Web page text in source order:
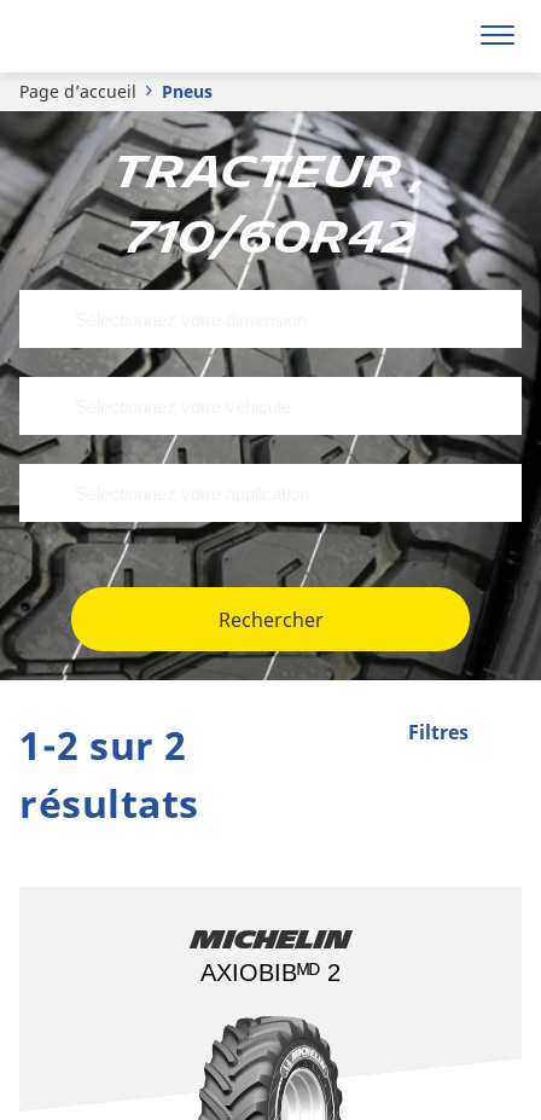
Page d’accueil Pneus
Tracteur ,
710/60R42
Rechercher
Filtres
1-2 sur 2
résultats
Michelin
AXIOBIBᴹᴰ 2